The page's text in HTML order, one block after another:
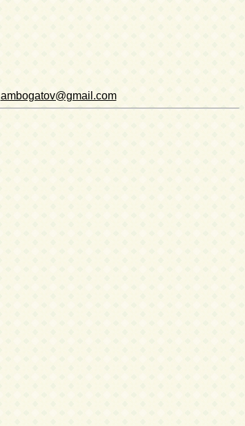
ambogatov@gmail.com